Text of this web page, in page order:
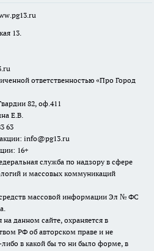
13.
ответственностью «Про Город
82, оф.411
Е.В.
63
info@pg13.ru
16+
служба по надзору в сфере
и массовых коммуникаций
массовой информации Эл № ФС
данном сайте, охраняется в
РФ об авторском праве и не
в какой бы то ни было форме, в